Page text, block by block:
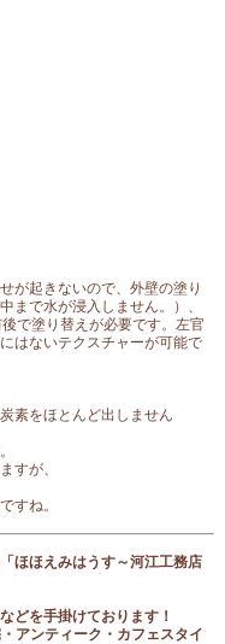
が起きないので、外壁の塗り
まで水が浸入しません。）、
で塗り替えが必要です。左官
はないテクスチャーが可能で
素をほとんど出しません
すが、
すね。
ほほえみはうす～河江工務店
どを手掛けております！
アンティーク・カフェスタイ